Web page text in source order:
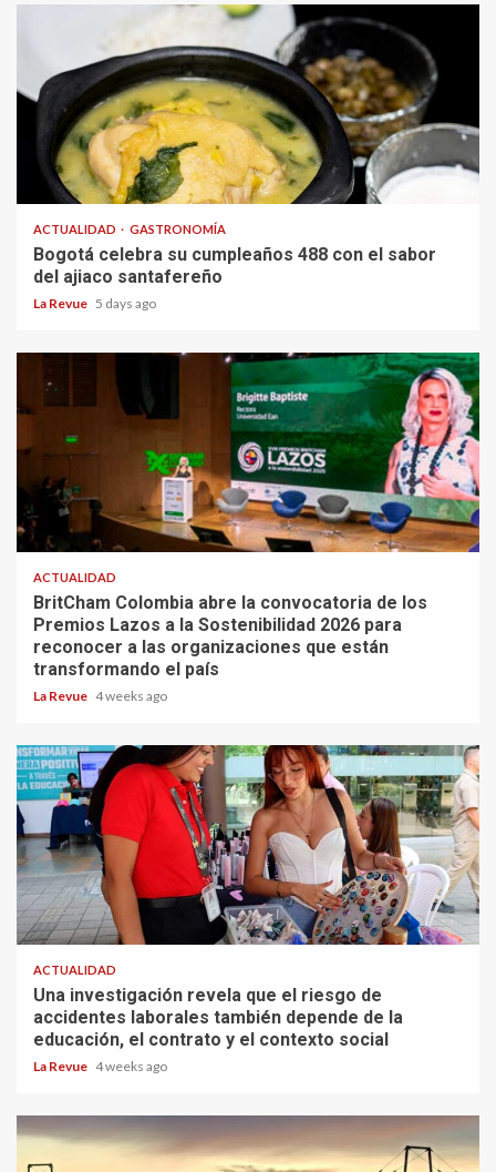
ACTUALIDAD GASTRONOMÍA
Bogotá celebra su cumpleaños 488 con el sabor
del ajiaco santafereño
La Revue 5 days ago
ACTUALIDAD
BritCham Colombia abre la convocatoria de los
Premios Lazos a la Sostenibilidad 2026 para
reconocer a las organizaciones que están
transformando el país
La Revue 4 weeks ago
ACTUALIDAD
Una investigación revela que el riesgo de
accidentes laborales también depende de la
educación, el contrato y el contexto social
La Revue 4 weeks ago